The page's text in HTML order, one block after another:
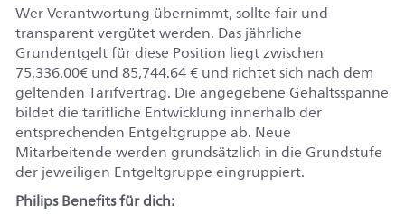
Wer Verantwortung übernimmt, sollte fair und
transparent vergütet werden. Das jährliche
Grundentgelt für diese Position liegt zwischen
75,336.00€ und85,744.64€und richtet sich nach dem
geltenden Tarifvertrag. Die angegebene Gehaltsspanne
bildet die tarifliche Entwicklung innerhalb der
entsprechenden Entgeltgruppe ab. Neue
Mitarbeitende werden grundsätzlich in die Grundstufe
der jeweiligen Entgeltgruppe eingruppiert.
Philips Benefits für dich: